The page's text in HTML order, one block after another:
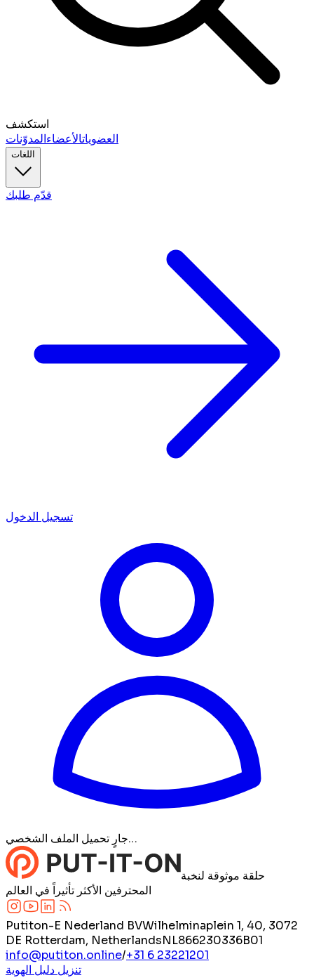
استكشف
العضوياتالأعضاءالمدوّنات
اللغات
قدّم طلبك
تسجيل الدخول
جارٍ تحميل الملف الشخصي…
حلقة موثوقة لنخبة
المحترفين الأكثر تأثيراً في العالم
Putiton-E Nederland BVWilhelminaplein 1, 40, 3072
DE Rotterdam, NetherlandsNL866230336B01
info@putiton.online/+31 6 23221201
تنزيل دليل الهوية